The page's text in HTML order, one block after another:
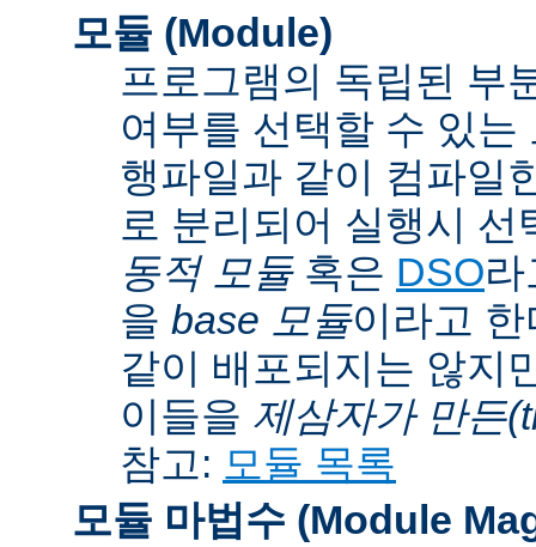
모듈 (Module)
프로그램의 독립된 부
여부를 선택할 수 있
행파일과 같이 컴파일
로 분리되어 실행시
동적 모듈혹은 DSO
을 base 모듈이라고
같이 배포되지는 않지
이들을 제삼자가 만든
참고: 모듈 목록
모듈 마법수 (Module